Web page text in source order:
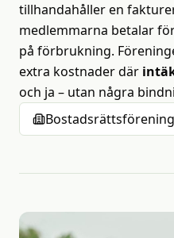
tillhandahåller en
medlemmarna betalar
på förbrukning.
extra kostnader där
och ja – utan några
Bostadsrättsförening